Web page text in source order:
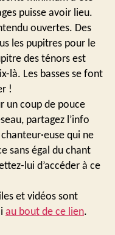
puisse avoir lieu.
ouvertes. Des
les pupitres pour le
des ténors est
là. Les basses se font
!
un coup de pouce
partagez l’info
qui ne
sans égal du chant
lui d’accéder à ce
et vidéos sont
au bout de ce lien.